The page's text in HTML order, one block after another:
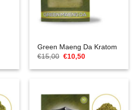
Green Maeng Da Kratom
€15,00 Ursprünglicher
war:
€10,50Aktueller
ist: